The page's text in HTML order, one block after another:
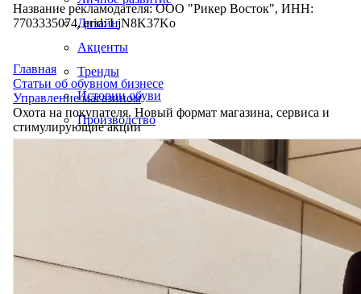
Дизайн
Акценты
Тренды
Истории обуви
Производство
Название рекламодателя: ООО "Рикер Восток", ИНН:
7703335074, erid: LjN8K37Ko
Главная
Статьи об обувном бизнесе
Управление магазином
Охота на покупателя. Новый формат магазина, сервиса и
стимулирующие акции